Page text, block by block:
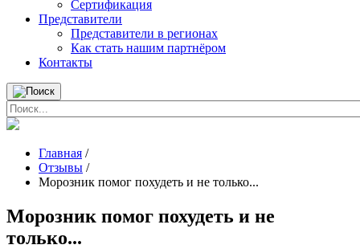
Сертификация
Представители
Представители в регионах
Как стать нашим партнёром
Контакты
Главная /
Отзывы /
Морозник помог похудеть и не только...
Морозник помог похудеть и не
только...